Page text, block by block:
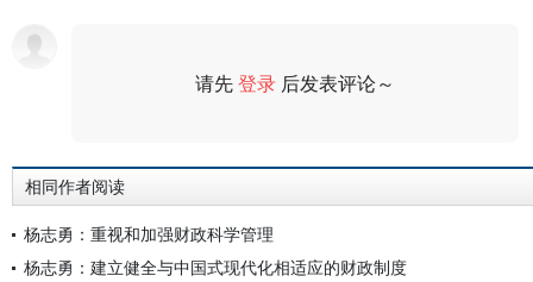
请先登录 后发表评论～
相同作者阅读
杨志勇：重视和加强财政科学管理
杨志勇：建立健全与中国式现代化相适应的财政制度